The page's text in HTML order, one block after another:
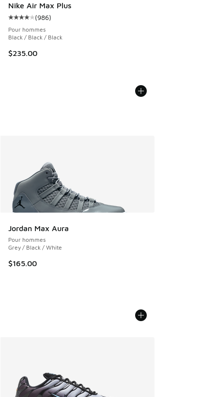
Nike Air Max Plus
Cote moyenne du client - [4 sur 5 étoiles], 986
(986)
Pour hommes
Black / Black / Black
$235.00
Jordan Max Aura
Pour hommes
Grey / Black / White
$165.00